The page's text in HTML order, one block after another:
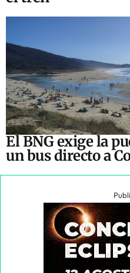
El BNG exige la
un bus directo a